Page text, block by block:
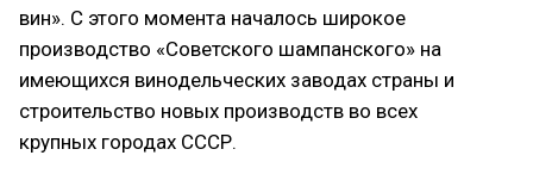
вин». С этого момента началось широкое
производство «Советского шампанского» на
имеющихся винодельческих заводах страны и
строительство новых производств во всех
крупных городах СССР.